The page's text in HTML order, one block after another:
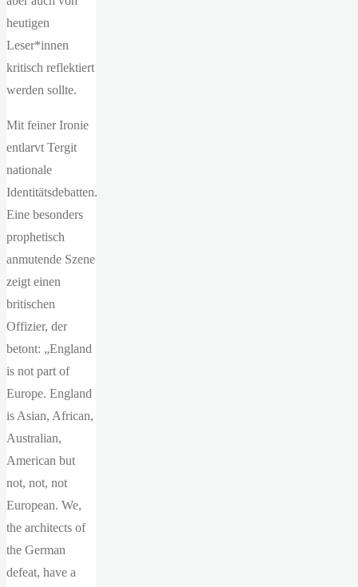
heutigen
Leser*innen
kritisch reflektiert
werden sollte.
Mit feiner Ironie
entlarvt Tergit
nationale
Identitätsdebatten.
Eine besonders
prophetisch
anmutende Szene
zeigt einen
britischen
Offizier, der
betont: „England
is not part of
Europe. England
is Asian, African,
Australian,
American but
not, not, not
European. We,
the architects of
the German
defeat, have a